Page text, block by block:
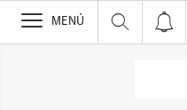
>
MENÚ